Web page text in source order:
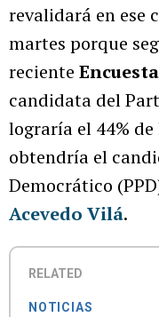
revalidará en ese
martes porque
reciente
candidata del
lograría el 44%
obtendría el
Democrático
Acevedo Vilá.
RELATED
NOTICIAS